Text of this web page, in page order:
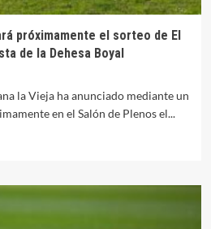
próximamente el sorteo de El
de la Dehesa Boyal
la Vieja ha anunciado mediante un
en el Salón de Plenos el...